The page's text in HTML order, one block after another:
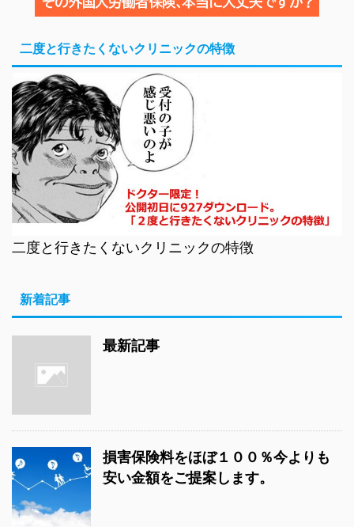
二度と行きたくないクリニックの特徴
二度と行きたくないクリニックの特徴
新着記事
最新記事
損害保険料をほぼ１００％今よりも
安い金額をご提案します。